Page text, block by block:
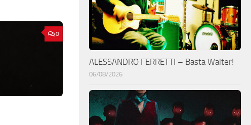
0
ALESSANDRO FERRETTI – Basta Walter!
06/08/2026